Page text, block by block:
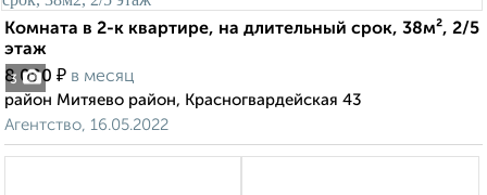
3
Комната в 2-к квартире, на длительный срок, 38м², 2/5
этаж
8 000 ₽ в месяц
район Митяево район, Красногвардейская 43
Агентство, 16.05.2022